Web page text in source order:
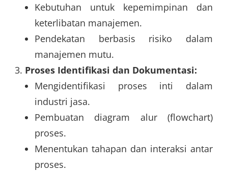
Kebutuhan untuk kepemimpinan dan
keterlibatan manajemen.
Pendekatan berbasis risiko dalam
manajemen mutu.
Proses Identifikasi dan Dokumentasi:
Mengidentifikasi proses inti dalam
industri jasa.
Pembuatan diagram alur (flowchart)
proses.
Menentukan tahapan dan interaksi antar
proses.